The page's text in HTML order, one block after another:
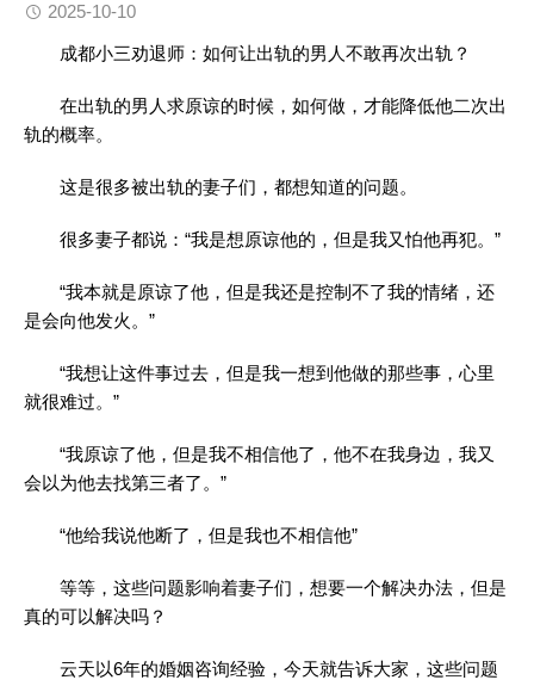
2025-10-10
成都小三劝退师：如何让出轨的男人不敢再次出轨？
在出轨的男人求原谅的时候，如何做，才能降低他二次出
轨的概率。
这是很多被出轨的妻子们，都想知道的问题。
很多妻子都说：“我是想原谅他的，但是我又怕他再犯。”
“我本就是原谅了他，但是我还是控制不了我的情绪，还
是会向他发火。”
“我想让这件事过去，但是我一想到他做的那些事，心里
就很难过。”
“我原谅了他，但是我不相信他了，他不在我身边，我又
会以为他去找第三者了。”
“他给我说他断了，但是我也不相信他”
等等，这些问题影响着妻子们，想要一个解决办法，但是
真的可以解决吗？
云天以6年的婚姻咨询经验，今天就告诉大家，这些问题